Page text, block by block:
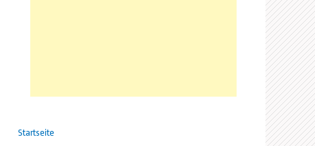
Startseite